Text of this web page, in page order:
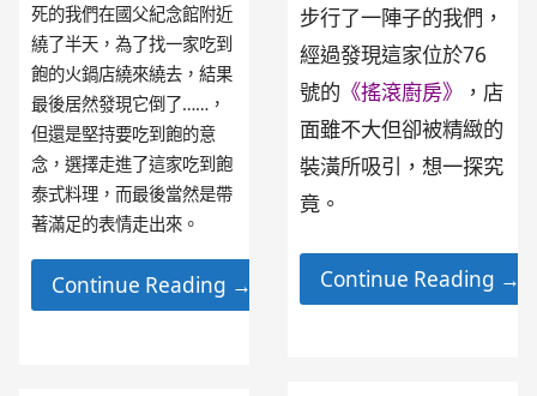
步行了一陣子的我們，
經過發現這家位於76
號的 《搖滾廚房》
，店
面雖不大但卻被精緻的
裝潢所吸引，想一探究
竟。
Continue Reading →
死的我們在國父紀念館附近
繞了半天，為了找一家吃到
飽的火鍋店繞來繞去，結果
最後居然發現它倒了……，
但還是堅持要吃到飽的意
念，選擇走進了這家吃到飽
泰式料理，而最後當然是帶
著滿足的表情走出來。
Continue Reading →